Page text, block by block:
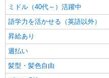
る） ※残業
゜+゜・。○
10万円支給(規定有) お友達を紹
ティブ支給(
沖縄県浦
紹介予定派遣
株式会社シエロ
ミドル（40代～）活躍中
語学力を活かせる（英語以外）
昇給あり
週払い
髪型・髪色自由